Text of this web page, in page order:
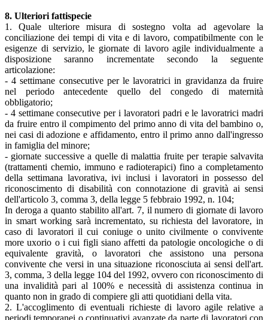
8. Ulteriori fattispecie
1. Quale ulteriore misura di sostegno volta ad agevolare la
conciliazione dei tempi di vita e di lavoro, compatibilmente con le
esigenze di servizio, le giornate di lavoro agile individualmente a
disposizione saranno incrementate secondo la seguente
articolazione:
- 4 settimane consecutive per le lavoratrici in gravidanza da fruire
nel periodo antecedente quello del congedo di maternità
obbligatorio;
- 4 settimane consecutive per i lavoratori padri e le lavoratrici madri
da fruire entro il compimento del primo anno di vita del bambino o,
nei casi di adozione e affidamento, entro il primo anno dall'ingresso
in famiglia del minore;
- giornate successive a quelle di malattia fruite per terapie salvavita
(trattamenti chemio, immuno e radioterapici) fino a completamento
della settimana lavorativa, ivi inclusi i lavoratori in possesso del
riconoscimento di disabilità con connotazione di gravità ai sensi
dell'articolo 3, comma 3, della legge 5 febbraio 1992, n. 104;
In deroga a quanto stabilito all'art. 7, il numero di giornate di lavoro
in smart working sarà incrementato, su richiesta del lavoratore, in
caso di lavoratori il cui coniuge o unito civilmente o convivente
more uxorio o i cui figli siano affetti da patologie oncologiche o di
equivalente gravità, o lavoratori che assistono una persona
convivente che versi in una situazione riconosciuta ai sensi dell'art.
3, comma, 3 della legge 104 del 1992, ovvero con riconoscimento di
una invalidità pari al 100% e necessità di assistenza continua in
quanto non in grado di compiere gli atti quotidiani della vita.
2. L'accoglimento di eventuali richieste di lavoro agile relative a
periodi temporanei o continuativi avanzate da parte di lavoratori con